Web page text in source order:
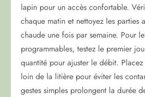
lapin pour un accès confortable.
chaque matin et nettoyez les parties
chaude une fois par semaine. Pour
programmables, testez le premier
quantité pour ajuster le débit.
loin de la litière pour éviter les
gestes simples prolongent la durée